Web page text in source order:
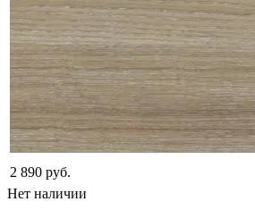
2 890 руб.
Нет наличии